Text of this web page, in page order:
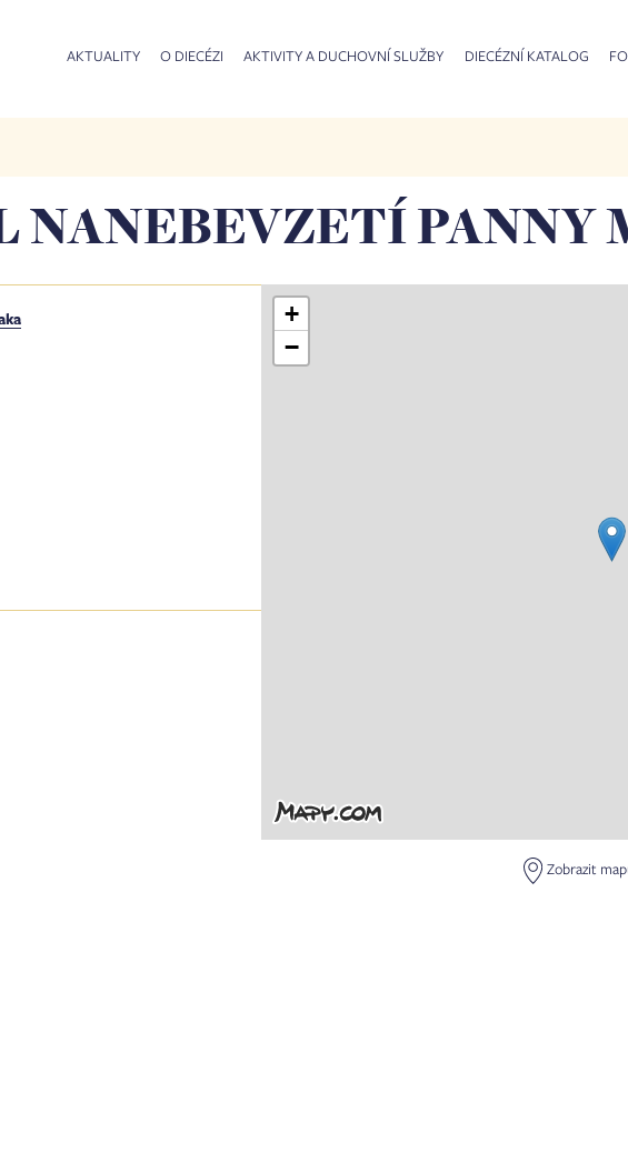
AKTUALITY O DIECÉZI AKTIVITY A DUCHOVNÍ SLUŽBY DIECÉZNÍ KATALOG
NANEBEVZETÍ PANNY
+
−
Zobrazit